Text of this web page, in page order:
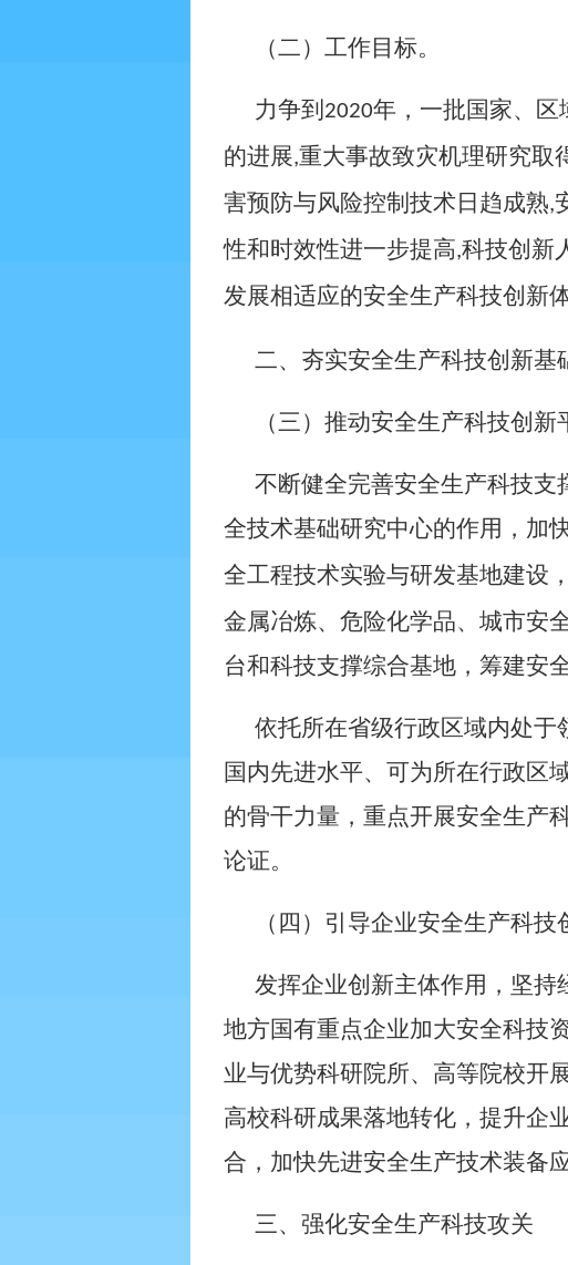
（二）工作目标。
力争到 2020年，一批国家、区
的进展,重大事故致灾机理研究取
害预防与风险控制技术日趋成熟,
性和时效性进一步提高,科技创新
发展相适应的安全生产科技创新
二、夯实安全生产科技创新基
（三）推动安全生产科技创新
不断健全完善安全生产科技
全技术基础研究中心的作用，加
全工程技术实验与研发基地建设
金属冶炼、危险化学品、城市安
台和科技支撑综合基地，筹建安
依托所在省级行政区域内处于
国内先进水平、可为所在行政区
的骨干力量，重点开展安全生产
论证。
（四）引导企业安全生产科技
发挥企业创新主体作用，坚
地方国有重点企业加大安全科技
业与优势科研院所、高等院校开
高校科研成果落地转化，提升企
合，加快先进安全生产技术装备
三、强化安全生产科技攻关